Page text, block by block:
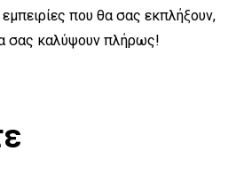
που θα σας εκπλήξουν,
σας καλύψουν πλήρως!